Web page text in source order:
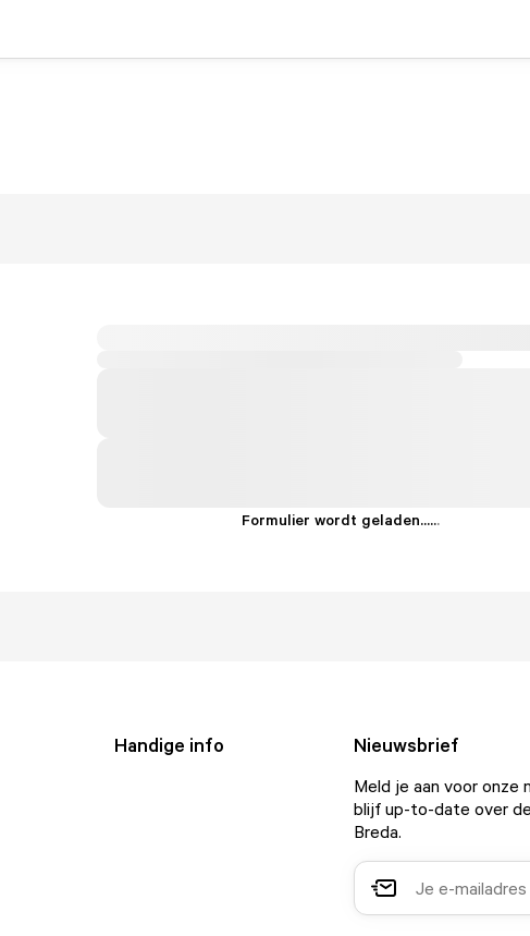
Formulier wordt geladen......
Handige info Nieuwsbrief
Meld je aan voor onze
blijf up-to-date over
Breda.